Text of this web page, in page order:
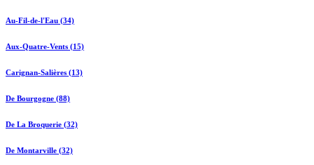
Au-Fil-de-l'Eau (34)
Aux-Quatre-Vents (15)
Carignan-Salières (13)
De Bourgogne (88)
De La Broquerie (32)
De Montarville (32)